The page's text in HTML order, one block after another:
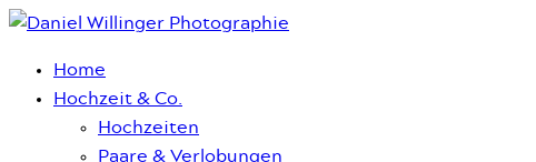
Home
Hochzeit & Co.
Hochzeiten
Paare & Verlobungen